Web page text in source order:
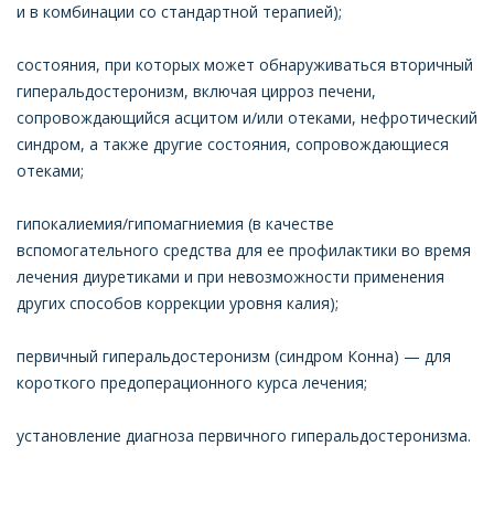
и в комбинации со стандартной терапией);
состояния, при которых может обнаруживаться вторичный
гиперальдостеронизм, включая цирроз печени,
сопровождающийся асцитом и/или отеками, нефротический
синдром, а также другие состояния, сопровождающиеся
отеками;
гипокалиемия/гипомагниемия (в качестве
вспомогательного средства для ее профилактики во время
лечения диуретиками и при невозможности применения
других способов коррекции уровня калия);
первичный гиперальдостеронизм (синдром Конна) — для
короткого предоперационного курса лечения;
установление диагноза первичного гиперальдостеронизма.